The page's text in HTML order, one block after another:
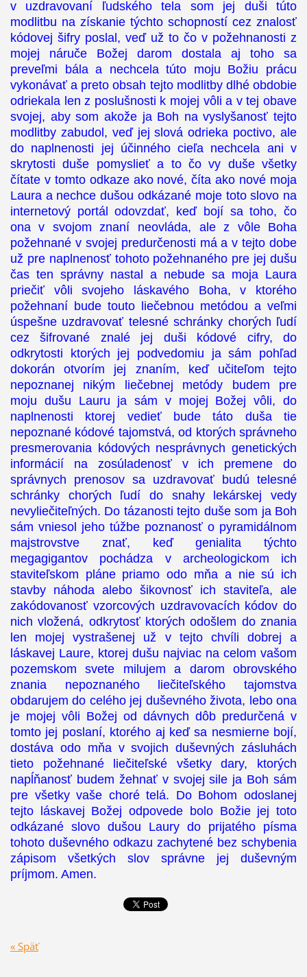
v uzdravovaní ľudského tela som jej duši túto
modlitbu na získanie týchto schopností cez znalosť
kódovej šifry poslal, veď už to čo v požehnanosti z
mojej náruče Božej darom dostala aj toho sa
preveľmi bála a nechcela túto moju Božiu prácu
vykonávať a preto obsah tejto modlitby dlhé obdobie
odriekala len z poslušnosti k mojej vôli a v tej obave
svojej, aby som akože ja Boh na vyslyšanosť tejto
modlitby zabudol, veď jej slová odrieka poctivo, ale
do naplnenosti jej účinného cieľa nechcela ani v
skrytosti duše pomyslieť a to čo vy duše všetky
čítate v tomto odkaze ako nové, číta ako nové moja
Laura a nechce dušou odkázané moje toto slovo na
internetový portál odovzdať, keď bojí sa toho, čo
ona v svojom znaní neovláda, ale z vôle Boha
požehnané v svojej predurčenosti má a v tejto dobe
už pre naplnenosť tohoto požehnaného pre jej dušu
čas ten správny nastal a nebude sa moja Laura
priečiť vôli svojeho láskavého Boha, v ktorého
požehnaní bude touto liečebnou metódou a veľmi
úspešne uzdravovať telesné schránky chorých ľudí
cez šifrované znalé jej duši kódové cifry, do
odkrytosti ktorých jej podvedomiu ja sám pohľad
dokorán otvorím jej znaním, keď učiteľom tejto
nepoznanej nikým liečebnej metódy budem pre
moju dušu Lauru ja sám v mojej Božej vôli, do
naplnenosti ktorej vedieť bude táto duša tie
nepoznané kódové tajomstvá, od ktorých správneho
presmerovania kódových nesprávnych genetických
informácií na zosúladenosť v ich premene do
správnych prenosov sa uzdravovať budú telesné
schránky chorých ľudí do snahy lekárskej vedy
nevyliečiteľných. Do tázanosti tejto duše som ja Boh
sám vniesol jeho túžbe poznanosť o pyramidálnom
majstrovstve znať, keď genialita týchto
megagigantov pochádza v archeologickom ich
staviteľskom pláne priamo odo mňa a nie sú ich
stavby náhoda alebo šikovnosť ich staviteľa, ale
zakódovanosť vzorcových uzdravovacích kódov do
nich vložená, odkrytosť ktorých odošlem do znania
len mojej vystrašenej už v tejto chvíli dobrej a
láskavej Laure, ktorej dušu najviac na celom vašom
pozemskom svete milujem a darom obrovského
znania nepoznaného liečiteľského tajomstva
obdarujem do celého jej duševného života, lebo ona
je mojej vôli Božej od dávnych dôb predurčená v
tomto jej poslaní, ktorého aj keď sa nesmierne bojí,
dostáva odo mňa v svojich duševných zásluhách
tieto požehnané liečiteľské všetky dary, ktorých
napĺňanosť budem žehnať v svojej sile ja Boh sám
pre všetky vaše choré telá. Do Bohom odoslanej
tejto láskavej Božej odpovede bolo Božie jej toto
odkázané slovo dušou Laury do prijatého písma
tohoto duševného odkazu zachytené bez schybenia
zápisom všetkých slov správne jej duševným
príjmom. Amen.
« Späť